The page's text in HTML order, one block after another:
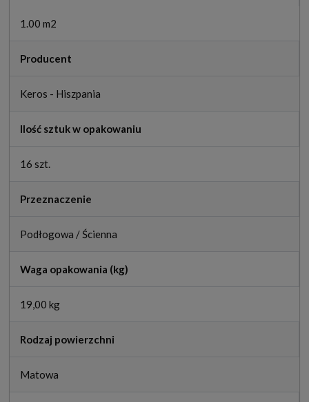
1.00 m2
Producent
Keros - Hiszpania
Ilość sztuk w opakowaniu
16 szt.
Przeznaczenie
Podłogowa / Ścienna
Waga opakowania (kg)
19,00 kg
Rodzaj powierzchni
Matowa